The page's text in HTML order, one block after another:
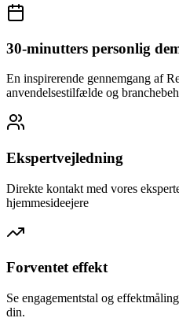
30-minutters personlig
En inspirerende gennemgang af
anvendelsestilfælde og
Ekspertvejledning
Direkte kontakt med vores
hjemmesideejere
Forventet effekt
Se engagementstal og
din.